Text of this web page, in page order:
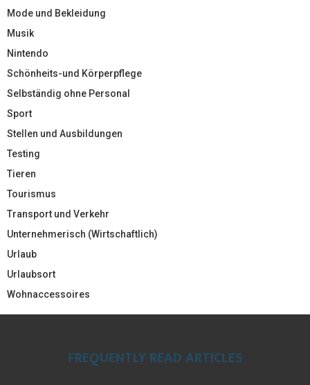
Mode und Bekleidung
Musik
Nintendo
Schönheits-und Körperpflege
Selbständig ohne Personal
Sport
Stellen und Ausbildungen
Testing
Tieren
Tourismus
Transport und Verkehr
Unternehmerisch (Wirtschaftlich)
Urlaub
Urlaubsort
Wohnaccessoires
FREQUENTLY READ ARTICLES